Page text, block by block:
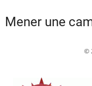
Mener une
©